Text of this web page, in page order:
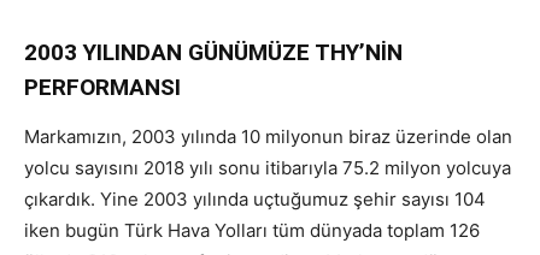
2003 YILINDAN GÜNÜMÜZE THY’NİN
PERFORMANSI
Markamızın, 2003 yılında 10 milyonun biraz üzerinde olan
yolcu sayısını 2018 yılı sonu itibarıyla 75.2 milyon yolcuya
çıkardık. Yine 2003 yılında uçtuğumuz şehir sayısı 104
iken bugün Türk Hava Yolları tüm dünyada toplam 126